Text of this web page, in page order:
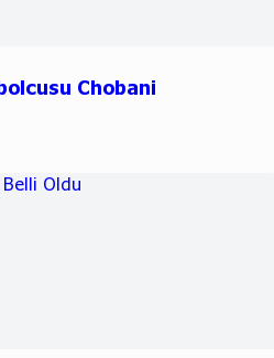
Chobani